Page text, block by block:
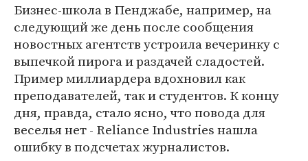
Бизнес-школа в Пенджабе, например, на
следующий же день после сообщения
новостных агентств устроила вечеринку с
выпечкой пирога и раздачей сладостей.
Пример миллиардера вдохновил как
преподавателей, так и студентов. К концу
дня, правда, стало ясно, что повода для
веселья нет - Reliance Industries нашла
ошибку в подсчетах журналистов.